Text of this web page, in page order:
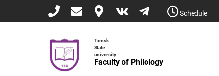
main
Schedule
Tomsk
State
university
Faculty of Philology